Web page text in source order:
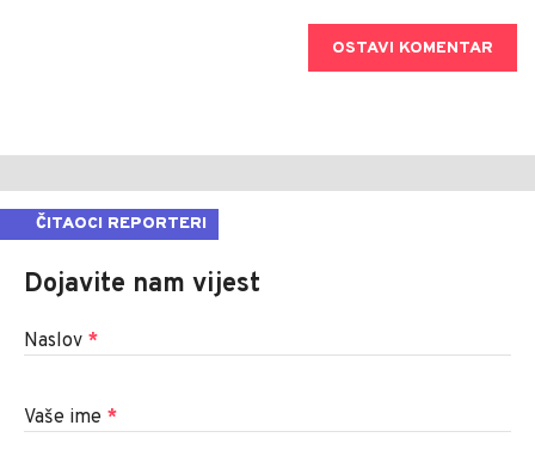
OSTAVI KOMENTAR
ČITAOCI REPORTERI
Dojavite nam vijest
Naslov *
Vaše ime *